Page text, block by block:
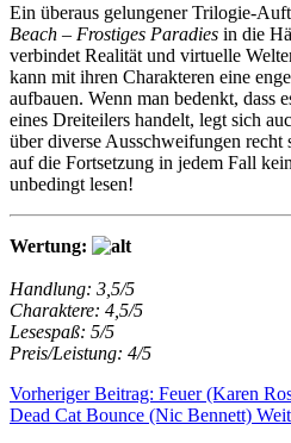
Ein überaus gelungener Trilogie-
Beach – Frostiges Paradies in die
verbindet Realität und virtuelle
kann mit ihren Charakteren eine
aufbauen. Wenn man bedenkt, dass
eines Dreiteilers handelt, legt sich
über diverse Ausschweifungen recht
auf die Fortsetzung in jedem Fall
unbedingt lesen!
Wertung:
Handlung: 3,5/5
Charaktere: 4,5/5
Lesespaß: 5/5
Preis/Leistung: 4/5
Vorheriger Beitrag: Feuer (Karen
Dead Cat Bounce (Nic Bennett)